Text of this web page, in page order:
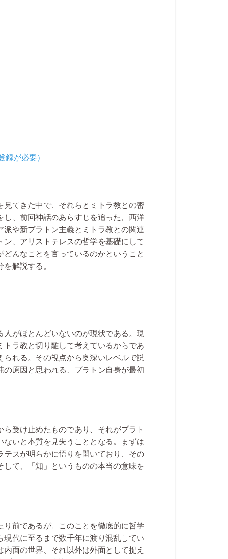
てきた中で、それらとミトラ教との密
、前回神話のあらすじを追った。西洋
や新プラトン主義とミトラ教との関連
、アリストテレスの哲学を基礎にして
んなことを言っているのかということ
解説する。
がほとんどいないのが現状である。現
ラ教と切り離して考えているからであ
れる。その視点から奥深いレベルで説
原因と思われる、プラトン自身が最初
受け止めたものであり、それがプラト
いと本質を見失うこととなる。まずは
スが明らかに悟りを開いており、その
て、「知」というものの本当の意味を
前であるが、このことを徹底的に哲学
代に至るまで数千年に渡り混乱してい
面の世界、それ以外は外面として捉え